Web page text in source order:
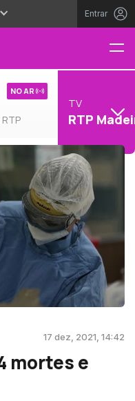
Entrar
NO AR
TV
RTP
17 dez, 2021, 14:42
mortes e